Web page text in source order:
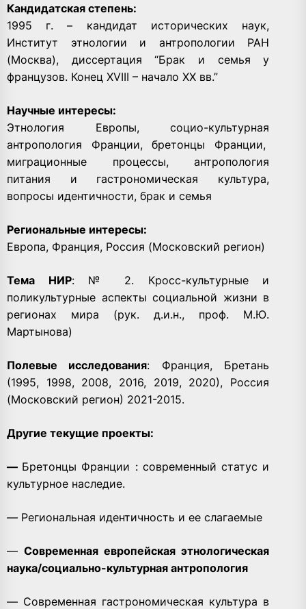
Кандидатская степень:
1995 г. – кандидат исторических наук,
Институт этнологии и антропологии РАН
(Москва), диссертация “Брак и семья у
французов. Конец XVIII – начало ХХ вв.”
Научные интересы:
Этнология Европы, социо-культурная
антропология Франции, бретонцы Франции,
миграционные процессы, антропология
питания и гастрономическая культура,
вопросы идентичности, брак и семья
Региональные интересы:
Европа, Франция, Россия (Московский регион)
Тема НИР: № 2. Кросс-культурные и
поликультурные аспекты социальной жизни в
регионах мира (рук. д.и.н., проф. М.Ю.
Мартынова)
Полевые исследования: Франция, Бретань
(1995, 1998, 2008, 2016, 2019, 2020), Россия
(Московский регион) 2021-2015.
Другие текущие проекты:
— Бретонцы Франции : современный статус и
культурное наследие.
— Региональная идентичность и ее слагаемые
—Современная европейская этнологическая
наука/социально-культурная антропология
— Современная гастрономическая культура в